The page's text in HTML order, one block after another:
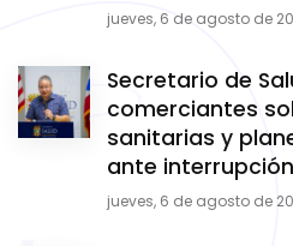
jueves, 6 de agosto de
Secretario de
comerciantes
sanitarias y
ante
jueves, 6 de agosto de